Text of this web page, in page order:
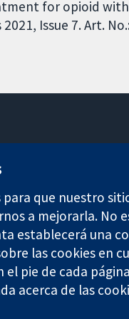
for opioid
Issue 7. Art.
Unido
by guarantee (no.
que nuestro
a mejorarla. No
establecerá una
las cookies en
pie de cada
acerca de las